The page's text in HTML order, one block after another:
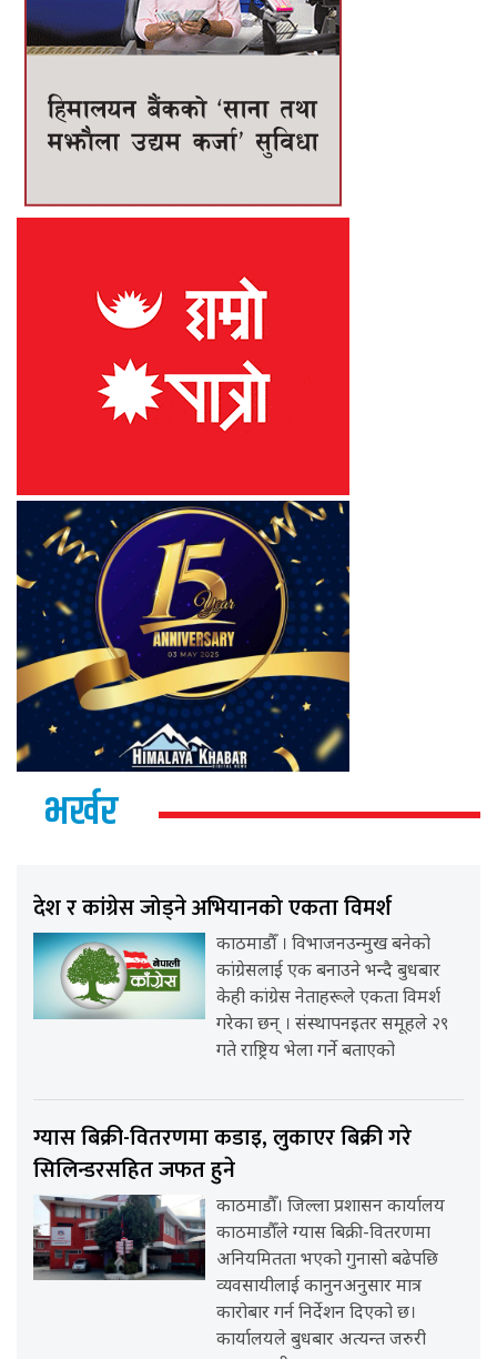
भर्खर
देश र कांग्रेस जोड्ने अभियानको एकता विमर्श
काठमाडौँ । विभाजनउन्मुख बनेको
कांग्रेसलाई एक बनाउने भन्दै बुधबार
केही कांग्रेस नेताहरूले एकता विमर्श
गरेका छन् । संस्थापनइतर समूहले २९
गते राष्ट्रिय भेला गर्ने बताएको
ग्यास बिक्री-वितरणमा कडाइ, लुकाएर बिक्री गरे
सिलिन्डरसहित जफत हुने
काठमाडौँ। जिल्ला प्रशासन कार्यालय
काठमाडौँले ग्यास बिक्री-वितरणमा
अनियमितता भएको गुनासो बढेपछि
व्यवसायीलाई कानुनअनुसार मात्र
कारोबार गर्न निर्देशन दिएको छ।
कार्यालयले बुधबार अत्यन्त जरुरी